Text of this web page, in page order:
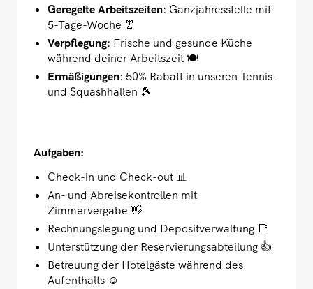
Geregelte Arbeitszeiten: Ganzjahresstelle mit
5-Tage-Woche ⏰
Verpflegung: Frische und gesunde Küche
während deiner Arbeitszeit 🍽️
Ermäßigungen: 50% Rabatt in unseren Tennis-
und Squashhallen 🎾
Aufgaben:
Check-in und Check-out 📊
An- und Abreisekontrollen mit
Zimmervergabe 👋
Rechnungslegung und Depositverwaltung 📑
Unterstützung der Reservierungsabteilung 👍
Betreuung der Hotelgäste während des
Aufenthalts ☺️